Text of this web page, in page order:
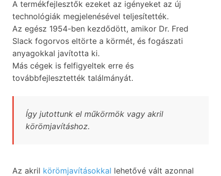
A termékfejlesztők ezeket az igényeket az új
technológiák megjelenésével teljesítették.
Az egész 1954-ben kezdődött, amikor Dr. Fred
Slack fogorvos eltörte a körmét, és fogászati
anyagokkal javította ki.
Más cégek is felfigyeltek erre és
továbbfejlesztették találmányát.
Így jutottunk el műkörmök vagy akril
körömjavításhoz.
Az akril körömjavításokkal lehetővé vált azonnal